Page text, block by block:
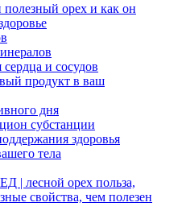
орех и как он
и сосудов
продукт в ваш
дня
субстанции
здоровья
тела
лесной орех польза,
свойства, чем полезен